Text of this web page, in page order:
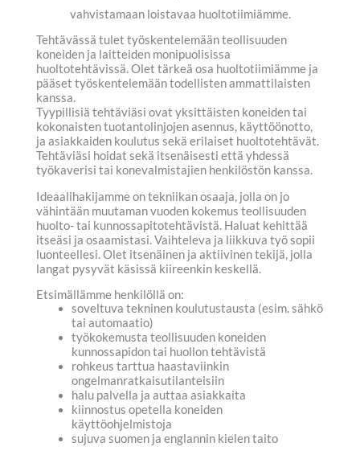
vahvistamaan loistavaa huoltotiimiämme.
Tehtävässä tulet työskentelemään teollisuuden
koneiden ja laitteiden monipuolisissa
huoltotehtävissä. Olet tärkeä osa huoltotiimiämme ja
pääset työskentelemään todellisten ammattilaisten
kanssa.
Tyypillisiä tehtäviäsi ovat yksittäisten koneiden tai
kokonaisten tuotantolinjojen asennus, käyttöönotto,
ja asiakkaiden koulutus sekä erilaiset huoltotehtävät.
Tehtäviäsi hoidat sekä itsenäisesti että yhdessä
työkaverisi tai konevalmistajien henkilöstön kanssa.
Ideaalihakijamme on tekniikan osaaja, jolla on jo
vähintään muutaman vuoden kokemus teollisuuden
huolto- tai kunnossapitotehtävistä. Haluat kehittää
itseäsi ja osaamistasi. Vaihteleva ja liikkuva työ sopii
luonteellesi. Olet itsenäinen ja aktiivinen tekijä, jolla
langat pysyvät käsissä kiireenkin keskellä.
Etsimällämme henkilöllä on:
soveltuva tekninen koulutustausta (esim. sähkö
tai automaatio)
työkokemusta teollisuuden koneiden
kunnossapidon tai huollon tehtävistä
rohkeus tarttua haastaviinkin
ongelmanratkaisutilanteisiin
halu palvella ja auttaa asiakkaita
kiinnostus opetella koneiden
käyttöohjelmistoja
sujuva suomen ja englannin kielen taito